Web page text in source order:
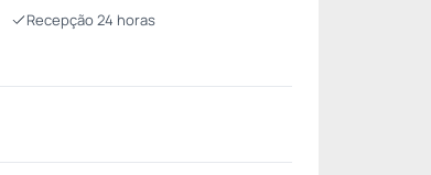
Recepção 24 horas